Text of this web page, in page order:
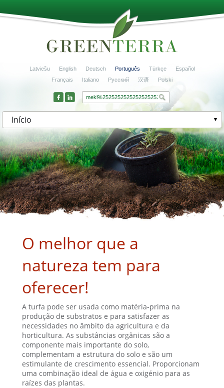
Latviešu English Deutsch Português Türkçe
Español
Français
Italiano Русский 汉语 Polski
Início
O melhor que a
natureza tem para
oferecer!
A turfa pode ser usada como matéria-prima na
produção de substratos e para satisfazer as
necessidades no âmbito da agricultura e da
horticultura. As substâncias orgânicas são a
componente mais importante do solo,
complementam a estrutura do solo e são um
estimulante de crescimento essencial. Proporcionam
uma combinação ideal de água e oxigénio para as
raízes das plantas.